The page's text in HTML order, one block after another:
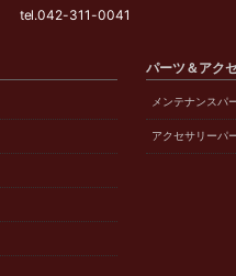
tel.042-311-0041
パーツ＆アク
メンテナンスパ
アクセサリーパ